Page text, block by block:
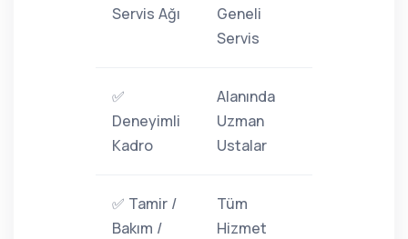
Servis Ağı
Geneli
Servis
✅
Deneyimli
Kadro
Alanında
Uzman
Ustalar
✅ Tamir /
Bakım /
Tüm
Hizmet